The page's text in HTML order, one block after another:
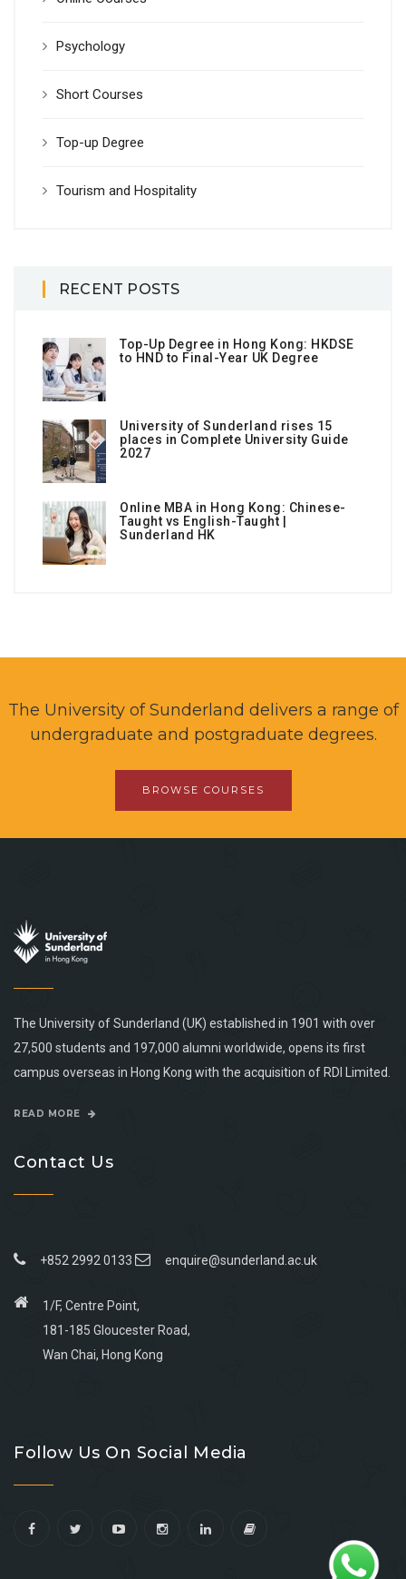
Psychology
Short Courses
Top-up Degree
Tourism and Hospitality
RECENT POSTS
Top-Up Degree in Hong Kong: HKDSE
to HND to Final-Year UK Degree
University of Sunderland rises 15
places in Complete University Guide
2027
Online MBA in Hong Kong: Chinese-
Taught vs English-Taught |
Sunderland HK
The University of Sunderland delivers a range of
undergraduate and postgraduate degrees.
BROWSE COURSES
The University of Sunderland (UK) established in 1901 with over
27,500 students and 197,000 alumni worldwide, opens its first
campus overseas in Hong Kong with the acquisition of RDI Limited.
READ MORE
Contact Us
+852 2992 0133 enquire@sunderland.ac.uk
1/F, Centre Point,
181-185 Gloucester Road,
Wan Chai, Hong Kong
facebook
youtube
linkedin
instagram
Follow Us On Social Media